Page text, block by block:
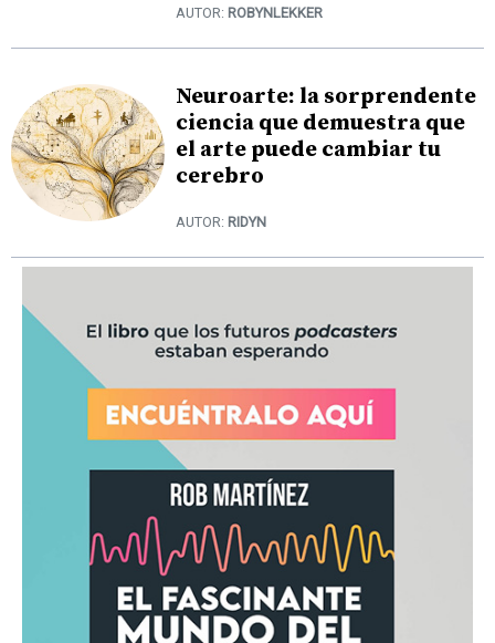
AUTOR: ROBYNLEKKER
Neuroarte: la sorprendente
ciencia que demuestra que
el arte puede cambiar tu
cerebro
AUTOR: RIDYN